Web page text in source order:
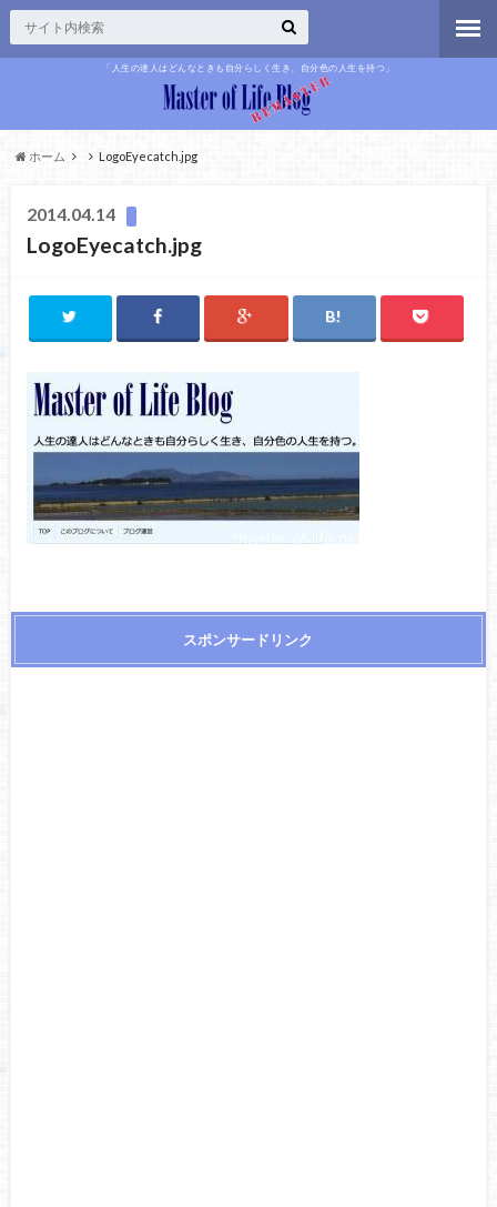
「人生の達人はどんなときも自分らしく生き、自分色の人生を持つ」
ホーム LogoEyecatch.jpg
2014.04.14
LogoEyecatch.jpg
スポンサードリンク